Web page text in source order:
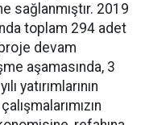
sağlanmıştır. 2019
toplam 294 adet
devam
aşamasında, 3
yatırımlarının